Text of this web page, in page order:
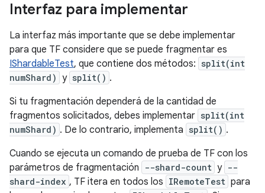
Interfaz para implementar
La interfaz más importante que se debe implementar
para que TF considere que se puede fragmentar es
IShardableTest, que contiene dos métodos: split(int
numShard) y split() .
Si tu fragmentación dependerá de la cantidad de
fragmentos solicitados, debes implementar split(int
numShard) . De lo contrario, implementa split() .
Cuando se ejecuta un comando de prueba de TF con los
parámetros de fragmentación
--shard-count y --
shard-index , TF itera en todos los IRemoteTest para